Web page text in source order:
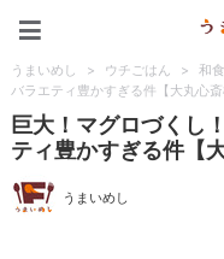
うまいめし > ウチごはん > 和食
バラエティ豊かすぎる件【大丸心斎
巨大！マグロづくし
ティ豊かすぎる件【
うまいめし